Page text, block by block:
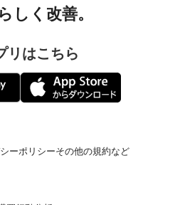
しく改善。
リはこちら
ーポリシーその他の規約など